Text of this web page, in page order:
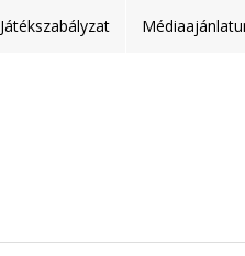
Játékszabályzat